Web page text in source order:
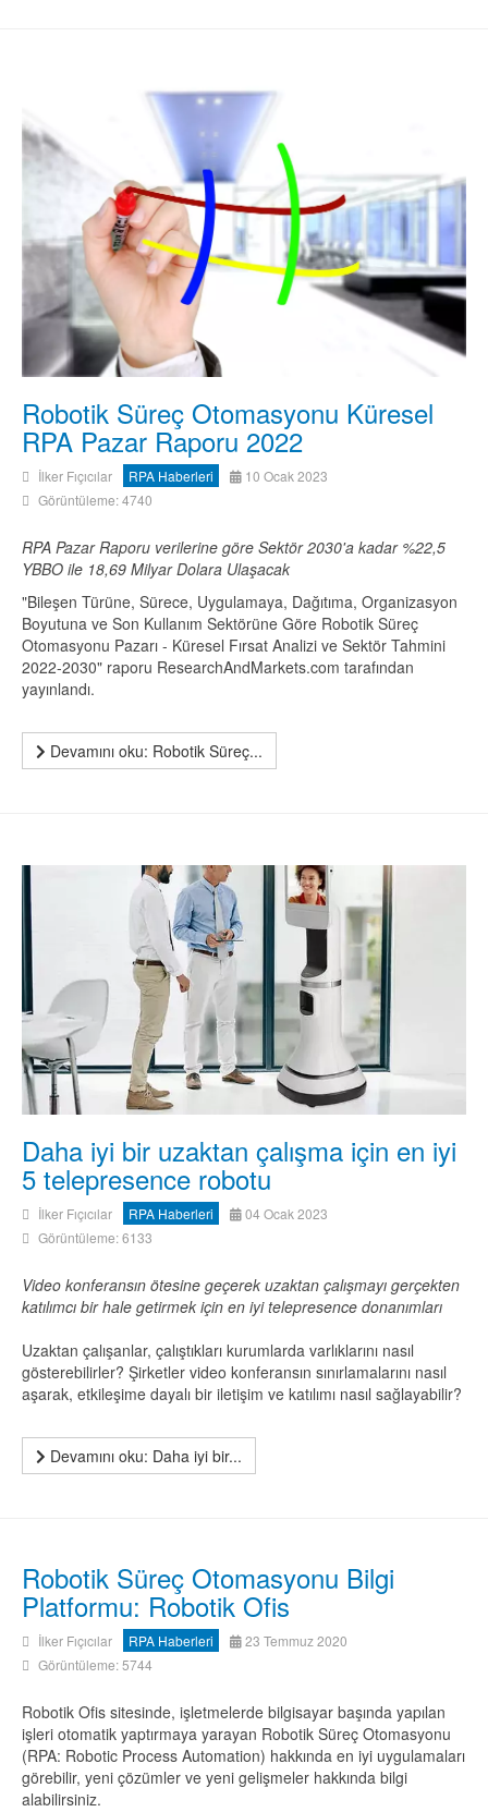
Robotik Süreç Otomasyonu Küresel
RPA Pazar Raporu 2022
İlker Fıçıcılar RPA Haberleri
10 Ocak 2023
Görüntüleme: 4740
RPA Pazar Raporu verilerine göre Sektör 2030'a kadar %22,5
YBBO ile 18,69 Milyar Dolara Ulaşacak
"Bileşen Türüne, Sürece, Uygulamaya, Dağıtıma, Organizasyon
Boyutuna ve Son Kullanım Sektörüne Göre Robotik Süreç
Otomasyonu Pazarı - Küresel Fırsat Analizi ve Sektör Tahmini
2022-2030" raporu ResearchAndMarkets.com tarafından
yayınlandı.
Devamını oku: Robotik Süreç...
Daha iyi bir uzaktan çalışma için en iyi
5 telepresence robotu
İlker Fıçıcılar RPA Haberleri
04 Ocak 2023
Görüntüleme: 6133
Video konferansın ötesine geçerek uzaktan çalışmayı gerçekten
katılımcı bir hale getirmek için en iyi telepresence donanımları
Uzaktan çalışanlar, çalıştıkları kurumlarda varlıklarını nasıl
gösterebilirler? Şirketler video konferansın sınırlamalarını nasıl
aşarak, etkileşime dayalı bir iletişim ve katılımı nasıl sağlayabilir?
Devamını oku: Daha iyi bir...
Robotik Süreç Otomasyonu Bilgi
Platformu: Robotik Ofis
İlker Fıçıcılar RPA Haberleri
23 Temmuz 2020
Görüntüleme: 5744
Robotik Ofis sitesinde, işletmelerde bilgisayar başında yapılan
işleri otomatik yaptırmaya yarayan Robotik Süreç Otomasyonu
(RPA: Robotic Process Automation) hakkında en iyi uygulamaları
görebilir, yeni çözümler ve yeni gelişmeler hakkında bilgi
alabilirsiniz.